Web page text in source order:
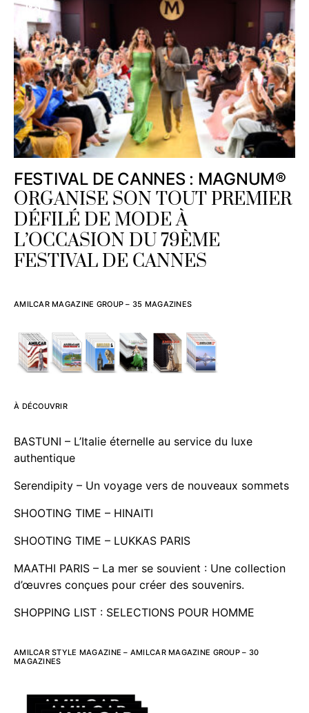
FESTIVAL DE CANNES : MAGNUM®
ORGANISE SON TOUT PREMIER
DÉFILÉ DE MODE À
L’OCCASION DU 79ÈME
FESTIVAL DE CANNES
AMILCAR MAGAZINE GROUP – 35 MAGAZINES
À DÉCOUVRIR
BASTUNI – L’Italie éternelle au service du luxe
authentique
Serendipity – Un voyage vers de nouveaux sommets
SHOOTING TIME – HINAITI
SHOOTING TIME – LUKKAS PARIS
MAATHI PARIS – La mer se souvient : Une collection
d’œuvres conçues pour créer des souvenirs.
SHOPPING LIST : SELECTIONS POUR HOMME
AMILCAR STYLE MAGAZINE – AMILCAR MAGAZINE GROUP – 30
MAGAZINES